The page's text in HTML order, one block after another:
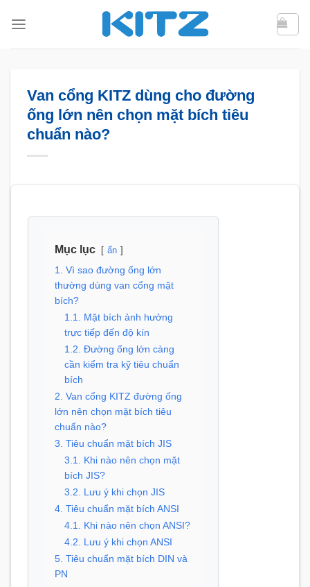
qua
Van cổng KITZ dùng cho đường
ống lớn nên chọn mặt bích tiêu
chuẩn nào?
Mục lục ẩn
1. Vì sao đường ống lớn
thường dùng van cổng mặt
bích?
1.1. Mặt bích ảnh hưởng
trực tiếp đến độ kín
1.2. Đường ống lớn càng
cần kiểm tra kỹ tiêu chuẩn
bích
2. Van cổng KITZ đường ống
lớn nên chọn mặt bích tiêu
chuẩn nào?
3. Tiêu chuẩn mặt bích JIS
3.1. Khi nào nên chọn mặt
bích JIS?
3.2. Lưu ý khi chọn JIS
4. Tiêu chuẩn mặt bích ANSI
4.1. Khi nào nên chọn ANSI?
4.2. Lưu ý khi chọn ANSI
5. Tiêu chuẩn mặt bích DIN và
PN